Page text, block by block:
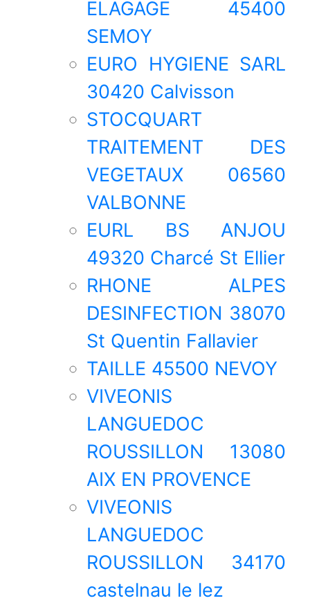
ELAGAGE 45400
SEMOY
EURO HYGIENE SARL
30420 Calvisson
STOCQUART
TRAITEMENT DES
VEGETAUX 06560
VALBONNE
EURL BS ANJOU
49320 Charcé St Ellier
RHONE ALPES
DESINFECTION 38070
St Quentin Fallavier
TAILLE 45500 NEVOY
VIVEONIS
LANGUEDOC
ROUSSILLON 13080
AIX EN PROVENCE
VIVEONIS
LANGUEDOC
ROUSSILLON 34170
castelnau le lez